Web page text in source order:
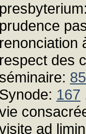
des
85
167
ad